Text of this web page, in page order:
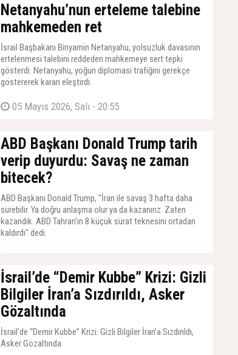
Netanyahu’nun erteleme talebine
mahkemeden ret
İsrail Başbakanı Binyamin Netanyahu, yolsuzluk davasının
ertelenmesi talebini reddeden mahkemeye sert tepki
gösterdi. Netanyahu, yoğun diplomasi trafiğini gerekçe
göstererek kararı eleştirdi.
05 Mayıs 2026, Salı - 20:55
ABD Başkanı Donald Trump tarih
verip duyurdu: Savaş ne zaman
bitecek?
ABD Başkanı Donald Trump, "İran ile savaş 3 hafta daha
sürebilir. Ya doğru anlaşma olur ya da kazanırız. Zaten
kazandık. ABD Tahran'ın 8 küçük sürat teknesini ortadan
kaldırdı" dedi.
İsrail’de “Demir Kubbe” Krizi: Gizli
Bilgiler İran’a Sızdırıldı, Asker
Gözaltında
İsrail’de “Demir Kubbe” Krizi: Gizli Bilgiler İran’a Sızdırıldı,
Asker Gözaltında